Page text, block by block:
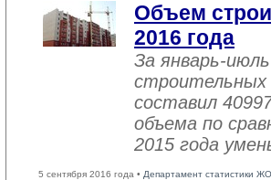
Объем
2016 года
За январь-
строительных
составил
объема по
2015 года
5 сентября 2016 года • Департамент статистики ЖО